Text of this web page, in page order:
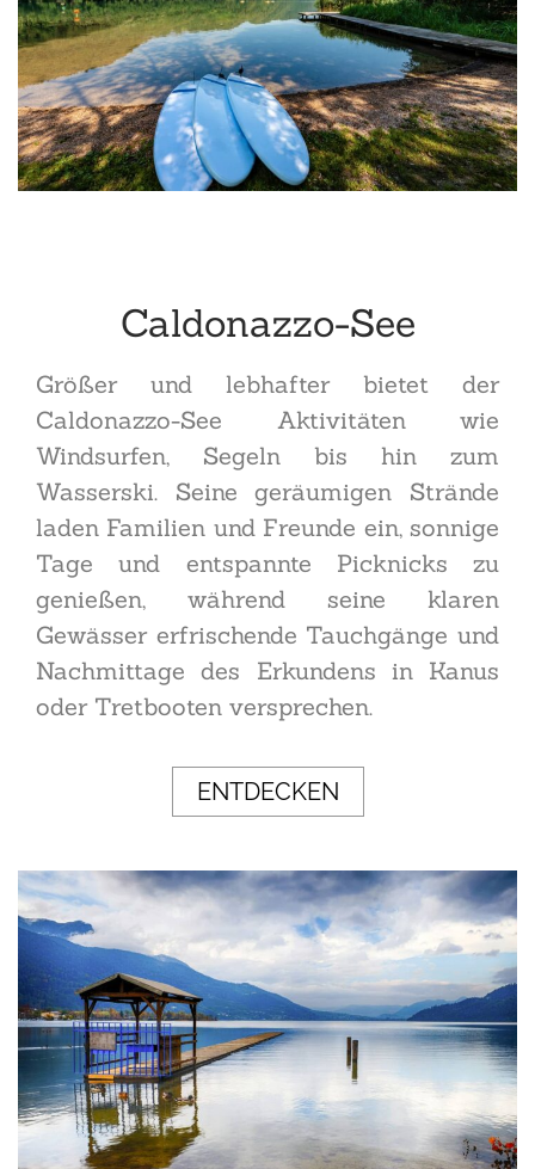
Caldonazzo-See
Größer und lebhafter bietet der
Caldonazzo-See Aktivitäten wie
Windsurfen, Segeln bis hin zum
Wasserski. Seine geräumigen Strände
laden Familien und Freunde ein, sonnige
Tage und entspannte Picknicks zu
genießen, während seine klaren
Gewässer erfrischende Tauchgänge und
Nachmittage des Erkundens in Kanus
oder Tretbooten versprechen.
ENTDECKEN